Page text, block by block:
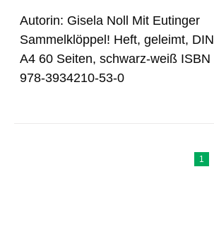
Autorin: Gisela Noll Mit Eutinger
Sammelklöppel! Heft, geleimt, DIN
A4 60 Seiten, schwarz-weiß ISBN
978-3934210-53-0
1